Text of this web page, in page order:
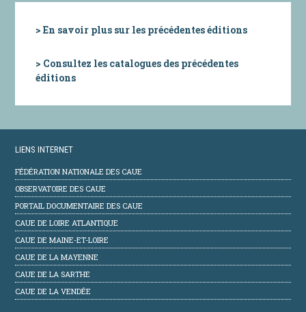
> En savoir plus sur les précédentes éditions
> Consultez les catalogues des précédentes
éditions
LIENS INTERNET
FÉDÉRATION NATIONALE DES CAUE
OBSERVATOIRE DES CAUE
PORTAIL DOCUMENTAIRE DES CAUE
CAUE DE LOIRE ATLANTIQUE
CAUE DE MAINE-ET-LOIRE
CAUE DE LA MAYENNE
CAUE DE LA SARTHE
CAUE DE LA VENDÉE